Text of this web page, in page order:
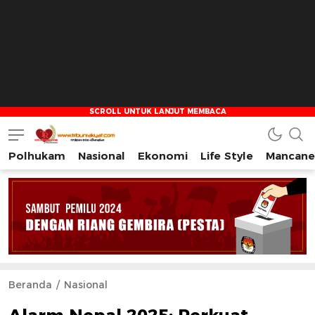
Tribun Rakyat
Tulus – Terdepan – Diharapkan
Polhukam Nasional Ekonomi Life Style
Beranda Nasional